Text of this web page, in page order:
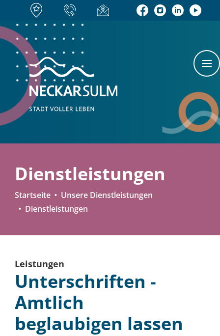
Dienstleistungen
Startseite
Unsere Dienstleistungen
Dienstleistungen
Leistungen
Unterschriften -
Amtlich
beglaubigen lassen